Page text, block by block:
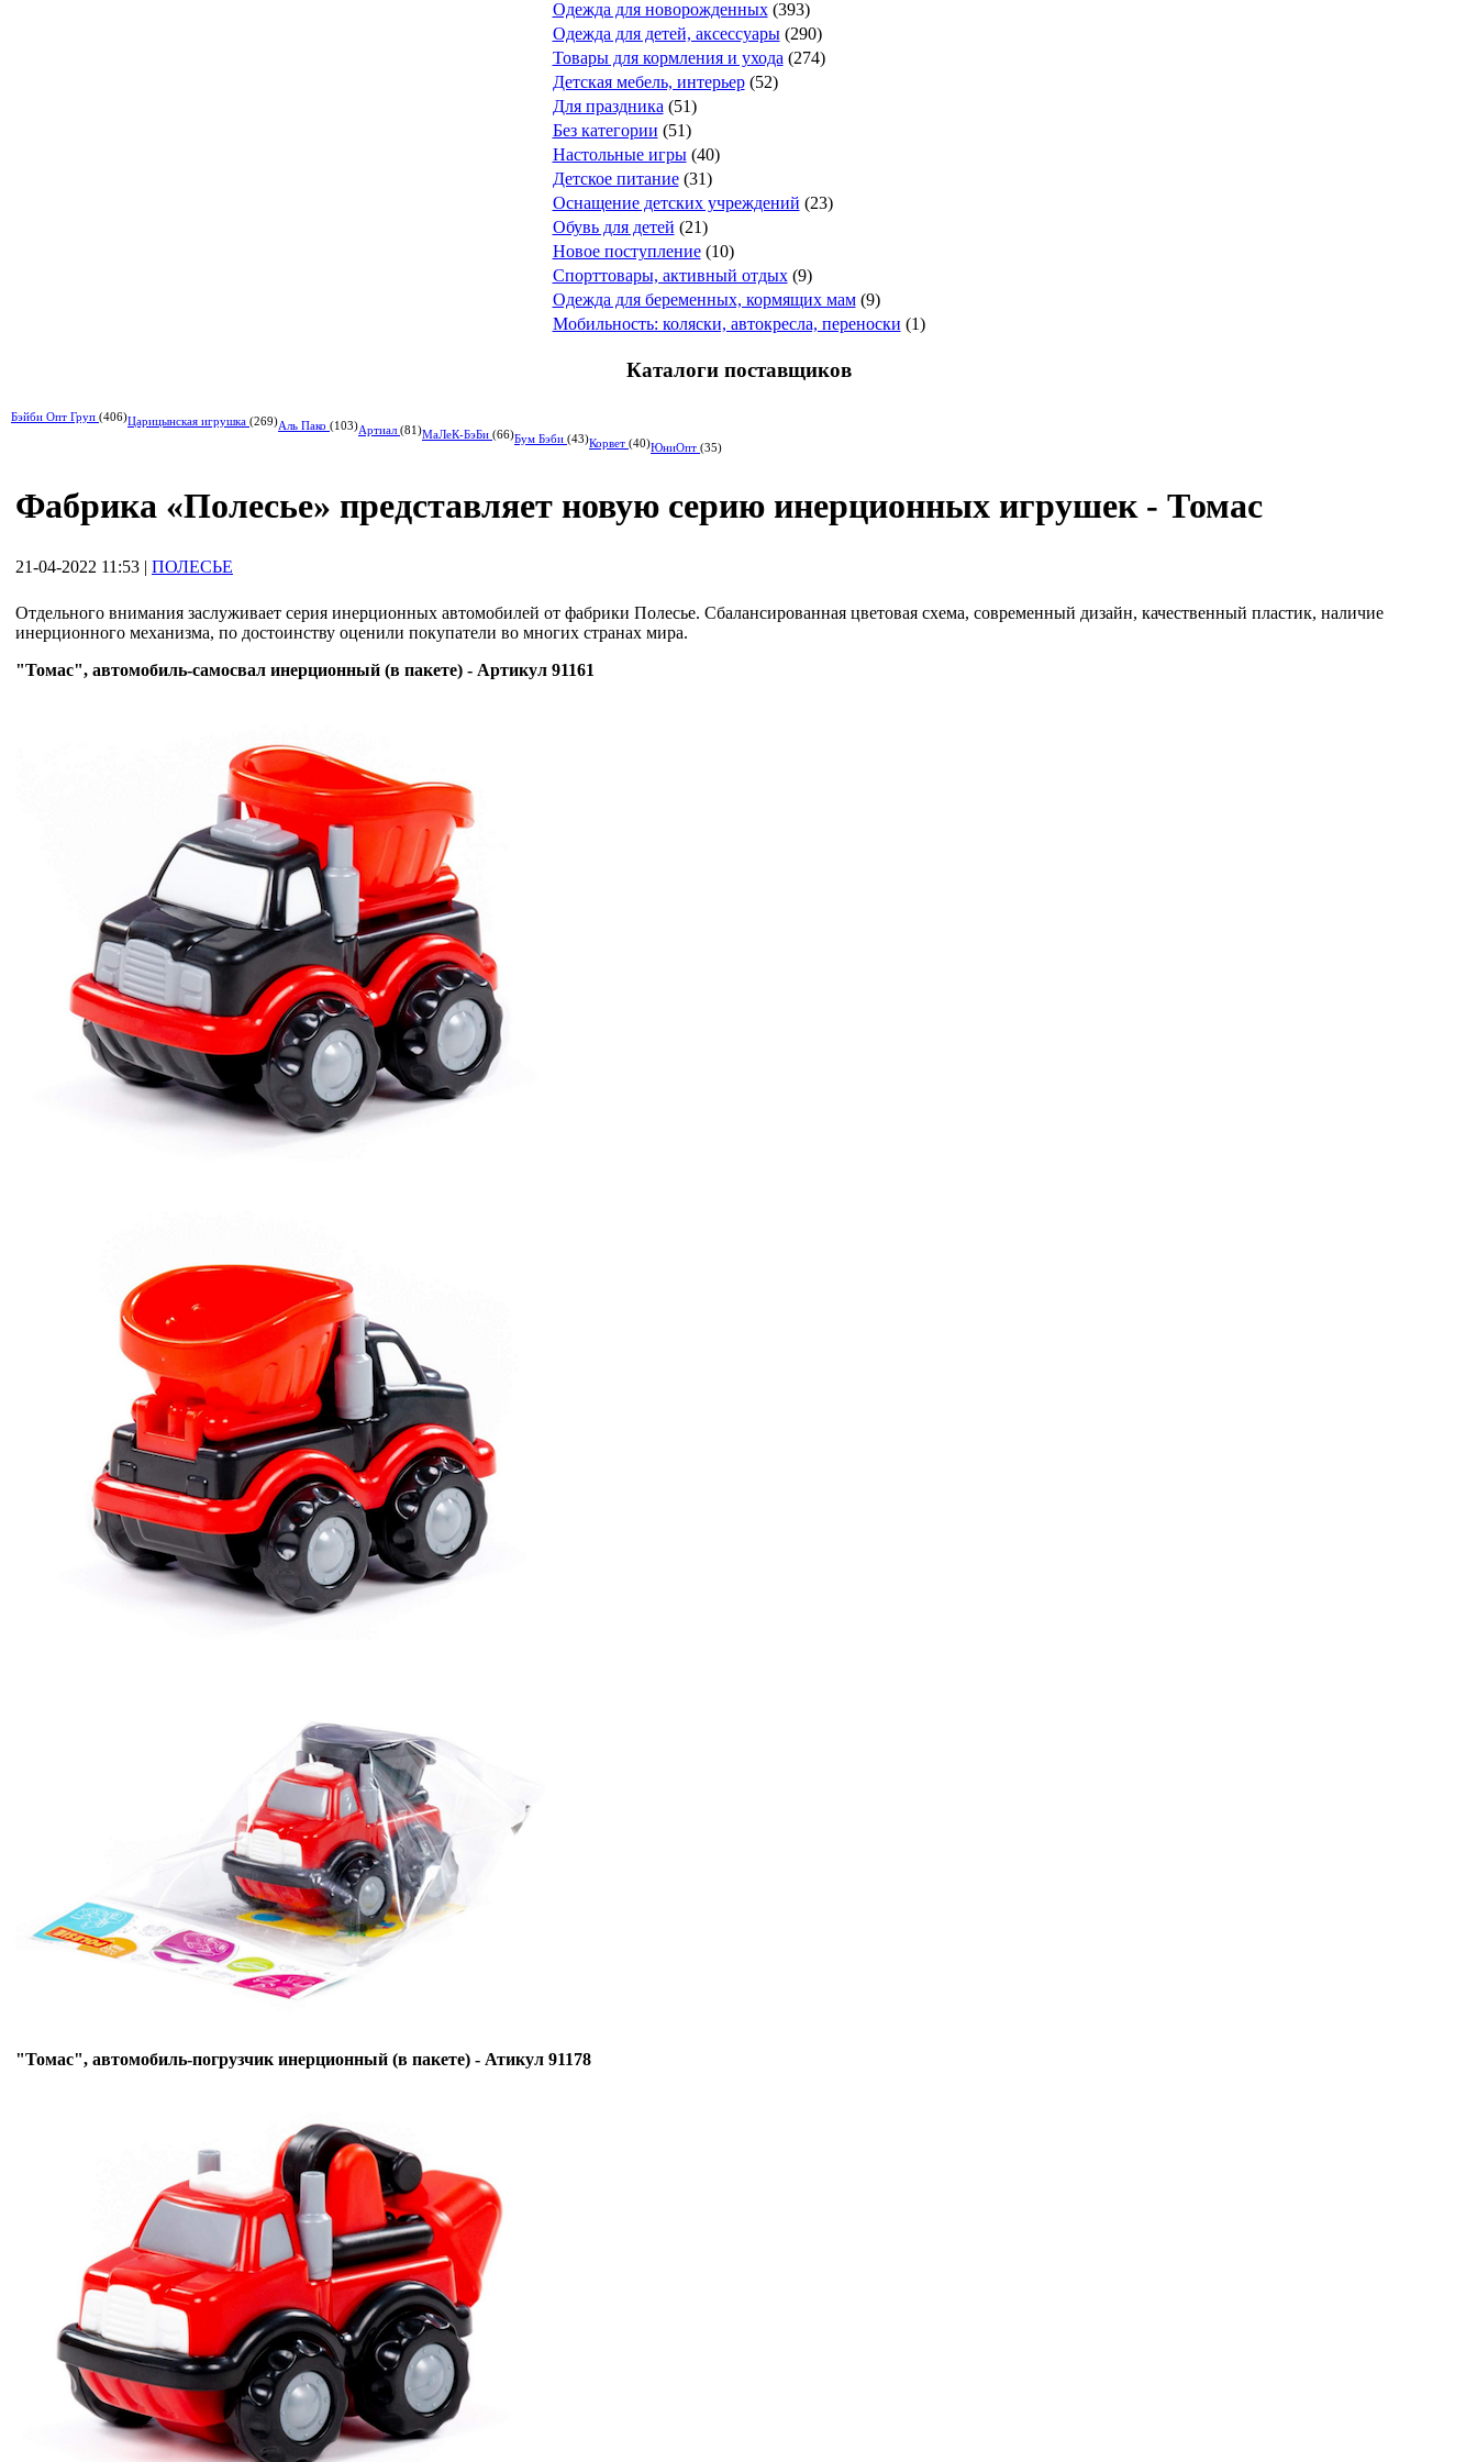
Одежда для новорожденных (393)
Одежда для детей, аксессуары (290)
Товары для кормления и ухода (274)
Детская мебель, интерьер (52)
Для праздника (51)
Без категории (51)
Настольные игры (40)
Детское питание (31)
Оснащение детских учреждений (23)
Обувь для детей (21)
Новое поступление (10)
Спорттовары, активный отдых (9)
Одежда для беременных, кормящих мам (9)
Мобильность: коляски, автокресла, переноски (1)
Каталоги поставщиков
Бэйби Опт Груп (406)Царицынская игрушка (269)Аль Пако (103)Артиал (81)МаЛеК-БэБи (66)Бум Бэби (43)Корвет (40)ЮниОпт (35)
Фабрика «Полесье» представляет новую серию инерционных игрушек - Томас
21-04-2022 11:53 | ПОЛЕСЬЕ
Отдельного внимания заслуживает серия инерционных автомобилей от фабрики Полесье. Сбалансированная цветовая схема, современный дизайн, качественный пластик, наличие
инерционного механизма, по достоинству оценили покупатели во многих странах мира.
"Томас", автомобиль-самосвал инерционный (в пакете) - Артикул 91161
"Томас", автомобиль-погрузчик инерционный (в пакете) - Атикул 91178